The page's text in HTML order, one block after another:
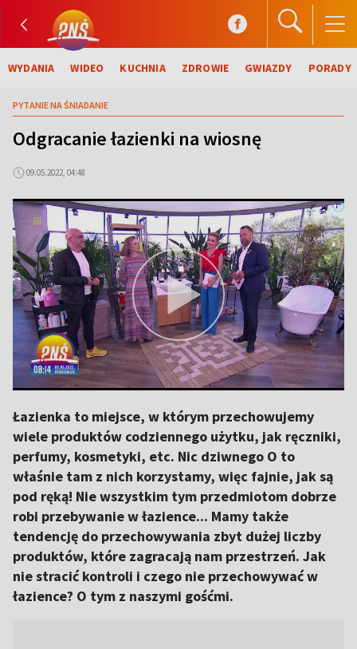
WYDANIA WIDEO KUCHNIA ZDROWIE GWIAZDY PORADY
PYTANIE NA ŚNIADANIE
Odgracanie łazienki na wiosnę
09.05.2022, 04:48
Łazienka to miejsce, w którym przechowujemy
wiele produktów codziennego użytku, jak ręczniki,
perfumy, kosmetyki, etc. Nic dziwnego O to
właśnie tam z nich korzystamy, więc fajnie, jak są
pod ręką! Nie wszystkim tym przedmiotom dobrze
robi przebywanie w łazience... Mamy także
tendencję do przechowywania zbyt dużej liczby
produktów, które zagracają nam przestrzeń. Jak
nie stracić kontroli i czego nie przechowywać w
łazience? O tym z naszymi gośćmi.